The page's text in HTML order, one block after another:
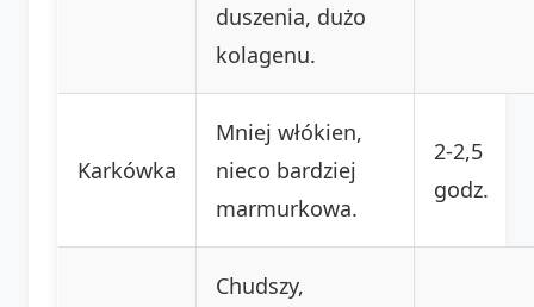
duszenia, dużo
kolagenu.
Karkówka
Mniej włókien,
nieco bardziej
marmurkowa.
2-2,5
godz.
Chudszy,